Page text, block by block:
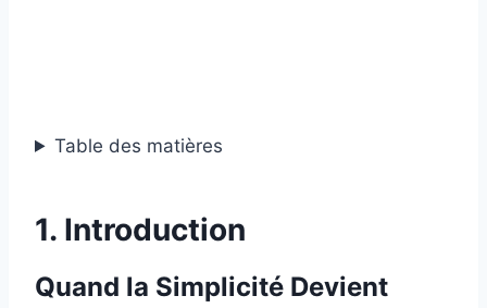
Table des matières
1. Introduction
Quand la Simplicité Devient